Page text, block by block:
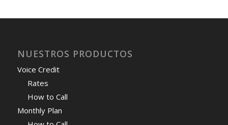
NUESTROS PRODUCTOS
Voice Credit
Rates
How to Call
Monthly Plan